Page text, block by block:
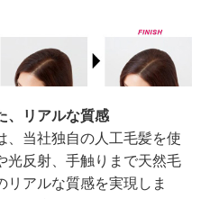
、リアルな質感
、当社独自の人工毛髪を使
光反射、手触りまで天然毛
リアルな質感を実現しま